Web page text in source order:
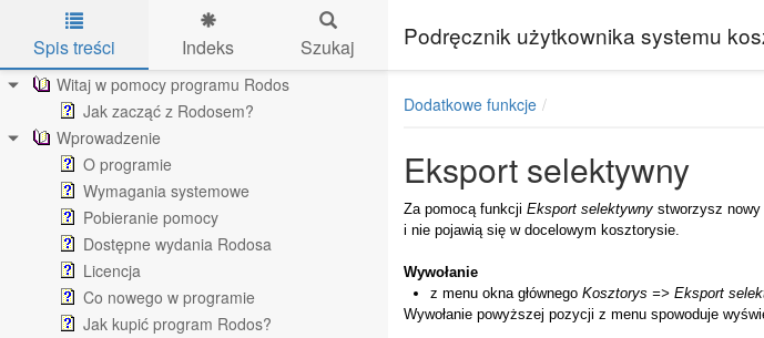
Skip to main content
Podręcznik użytkownika systemu
Spis treści Indeks Szukaj
Witaj w pomocy programu Rodos
Jak zacząć z Rodosem?
Wprowadzenie
O programie
Wymagania systemowe
Pobieranie pomocy
Dostępne wydania Rodosa
Licencja
Co nowego w programie
Jak kupić program Rodos?
Dodatkowe funkcje
Eksport selektywny
Za pomocą funkcji Eksport selektywny stworzysz nowy
i nie pojawią się w docelowym kosztorysie.
Wywołanie
z menu okna głównego Kosztorys => Eksport
Wywołanie powyższej pozycji z menu spowoduje